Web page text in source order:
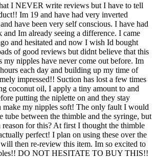
I NEVER write reviews but I have to tell
Im 19 and have had very inverted
have been very self conscious. I have had
and Im already seeing a difference. I came
and hesitated and now I wish Id bought
of good reviews but didnt believe that this
nipples have never come out before. Im
each day and building up my time of
impressed!! Suction has lost a few times
coconut oil, I apply a tiny amount to and
putting the niplette on and they stay
make my nipples soft! The only fault I would
tube between the thimble and the syringe, but
reason for this? At first I thought the thimble
perfect! I plan on using these over the
then re-review this item. Im so excited to
DO NOT HESITATE TO BUY THIS!!